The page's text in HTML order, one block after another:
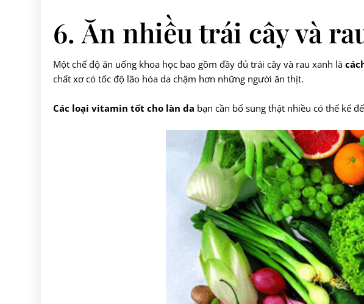
6. Ăn nhiều trái cây và
Một chế độ ăn uống khoa học bao gồm đầy đủ trái cây và rau xanh là
chất xơ có tốc độ lão hóa da chậm hơn những người ăn thịt.
Các loại vitamin tốt cho làn da bạn cần bổ sung thật nhiều có thể kể